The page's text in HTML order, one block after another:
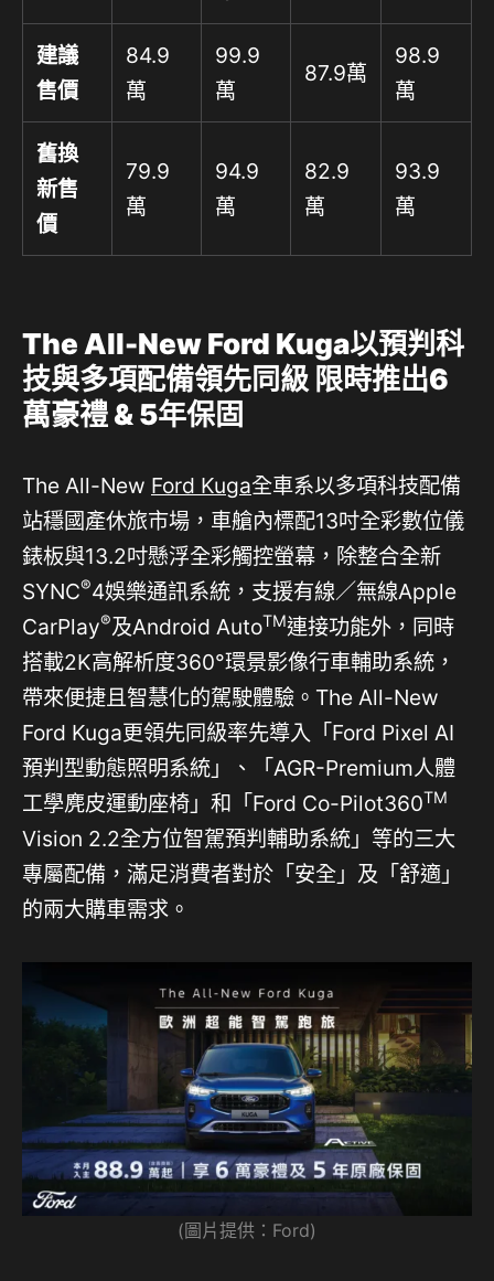
建議
售價
84.9
萬
99.9
萬
87.9萬
98.9
萬
舊換
新售
價
79.9
萬
94.9
萬
82.9
萬
93.9
萬
The All-New Ford Kuga以預判科
技與多項配備領先同級 限時推出6
萬豪禮 & 5年保固
The All-New Ford Kuga全車系以多項科技配備
站穩國產休旅市場，車艙內標配13吋全彩數位儀
錶板與13.2吋懸浮全彩觸控螢幕，除整合全新
SYNC®4娛樂通訊系統，支援有線／無線Apple
CarPlay®及Android AutoTM連接功能外，同時
搭載2K高解析度360°環景影像行車輔助系統，
帶來便捷且智慧化的駕駛體驗。The All-New
Ford Kuga更領先同級率先導入「Ford Pixel AI
預判型動態照明系統」、「AGR-Premium人體
工學麂皮運動座椅」和「Ford Co-Pilot360TM
Vision 2.2全方位智駕預判輔助系統」等的三大
專屬配備，滿足消費者對於「安全」及「舒適」
的兩大購車需求。
(圖片提供：Ford)